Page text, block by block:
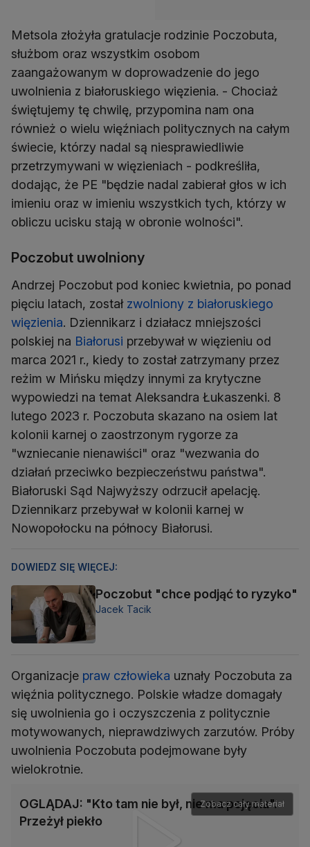
Metsola złożyła gratulacje rodzinie Poczobuta,
służbom oraz wszystkim osobom
zaangażowanym w doprowadzenie do jego
uwolnienia z białoruskiego więzienia. - Chociaż
świętujemy tę chwilę, przypomina nam ona
również o wielu więźniach politycznych na całym
świecie, którzy nadal są niesprawiedliwie
przetrzymywani w więzieniach - podkreśliła,
dodając, że PE "będzie nadal zabierał głos w ich
imieniu oraz w imieniu wszystkich tych, którzy w
obliczu ucisku stają w obronie wolności".
Poczobut uwolniony
Andrzej Poczobut pod koniec kwietnia, po ponad
pięciu latach, został zwolniony z białoruskiego
więzienia. Dziennikarz i działacz mniejszości
polskiej na Białorusi przebywał w więzieniu od
marca 2021 r., kiedy to został zatrzymany przez
reżim w Mińsku między innymi za krytyczne
wypowiedzi na temat Aleksandra Łukaszenki. 8
lutego 2023 r. Poczobuta skazano na osiem lat
kolonii karnej o zaostrzonym rygorze za
"wzniecanie nienawiści" oraz "wezwania do
działań przeciwko bezpieczeństwu państwa".
Białoruski Sąd Najwyższy odrzucił apelację.
Dziennikarz przebywał w kolonii karnej w
Nowopołocku na północy Białorusi.
DOWIEDZ SIĘ WIĘCEJ:
Poczobut "chce podjąć to ryzyko"
Jacek Tacik
Organizacje praw człowieka uznały Poczobuta za
więźnia politycznego. Polskie władze domagały
się uwolnienia go i oczyszczenia z politycznie
motywowanych, nieprawdziwych zarzutów. Próby
uwolnienia Poczobuta podejmowane były
wielokrotnie.
OGLĄDAJ: "Kto tam nie był, nie ma pojęcia".
Przeżył piekło
Zobacz cały materiał